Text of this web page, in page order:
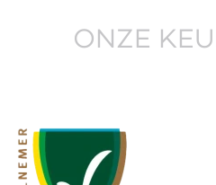
ONZE